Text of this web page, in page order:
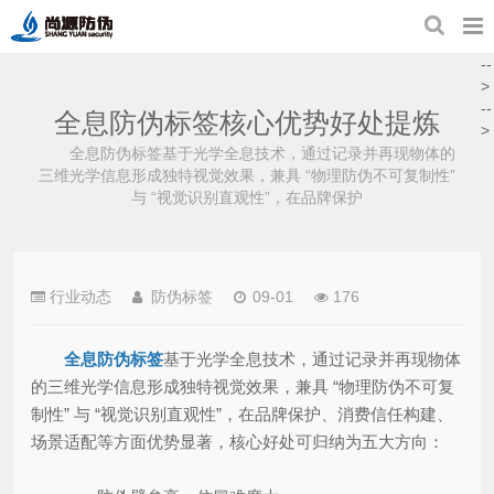
全息防伪标签核心优势好处提炼
全息防伪标签基于光学全息技术，通过记录并再现物体的
三维光学信息形成独特视觉效果，兼具 “物理防伪不可复制性”
与 “视觉识别直观性”，在品牌保护
行业动态 防伪标签 09-01 176
全息防伪标签基于光学全息技术，通过记录并再现物体
的三维光学信息形成独特视觉效果，兼具 “物理防伪不可复
制性” 与 “视觉识别直观性”，在品牌保护、消费信任构建、
场景适配等方面优势显著，核心好处可归纳为五大方向：
--
>
--
>